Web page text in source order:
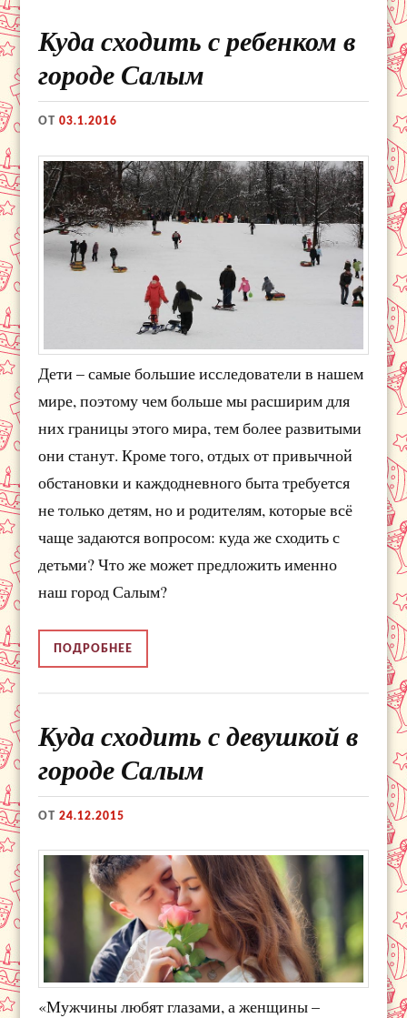
Куда сходить с ребенком в
городе Салым
ОТ03.1.2016
Дети – самые большие исследователи в нашем
мире, поэтому чем больше мы расширим для
них границы этого мира, тем более развитыми
они станут. Кроме того, отдых от привычной
обстановки и каждодневного быта требуется
не только детям, но и родителям, которые всё
чаще задаются вопросом: куда же сходить с
детьми? Что же может предложить именно
наш город Салым?
ПОДРОБНЕЕ
Куда сходить с девушкой в
городе Салым
ОТ24.12.2015
«Мужчины любят глазами, а женщины –